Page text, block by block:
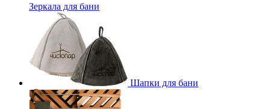
Зеркала для бани
Шапки для бани